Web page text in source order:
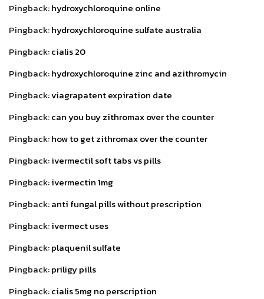
Pingback:hydroxychloroquine online
Pingback:hydroxychloroquine sulfate australia
Pingback:cialis 20
Pingback:hydroxychloroquine zinc and azithromycin
Pingback:viagrapatent expiration date
Pingback:can you buy zithromax over the counter
Pingback:how to get zithromax over the counter
Pingback:ivermectil soft tabs vs pills
Pingback:ivermectin 1mg
Pingback:anti fungal pills without prescription
Pingback:ivermect uses
Pingback:plaquenil sulfate
Pingback:priligy pills
Pingback:cialis 5mg no perscription